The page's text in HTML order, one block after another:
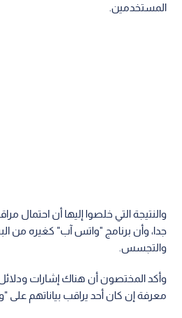
المستخدمين.
والنتيجة التي خلصوا إليها أن احتمال
جدا، وأن برنامج "واتس آب" كغيره من
والتجسس.
وأكد المختصون أن هناك إشارات
معرفة إن كان أحد يراقب بياناتهم على